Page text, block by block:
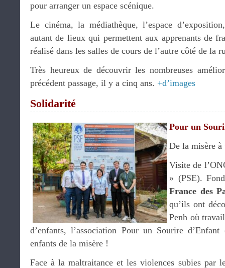
pour arranger un espace scénique.
Le cinéma, la médiathèque, l’espace
autant de lieux qui permettent aux apprenants de
réalisé dans les salles de cours de l’autre côté de la
Très heureux de découvrir les nombreuses
précédent passage, il y a cinq ans. +d’images
Solidarité
Pour un
De la misère
Visite de
» (PSE).
France des
qu’ils ont
Penh où
d’enfants, l’association Pour un Sourire
enfants de la misère !
Face à la maltraitance et les violences subies par